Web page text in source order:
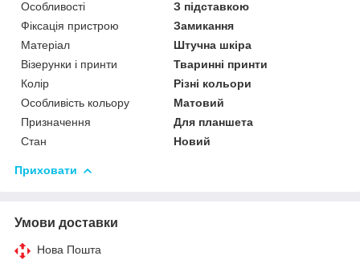
Особливості
З підставкою
Фіксація пристрою
Замикання
Матеріал
Штучна шкіра
Візерунки і принти
Тваринні принти
Колір
Різні кольори
Особливість кольору
Матовий
Призначення
Для планшета
Стан
Новий
Приховати
Умови доставки
Нова Пошта